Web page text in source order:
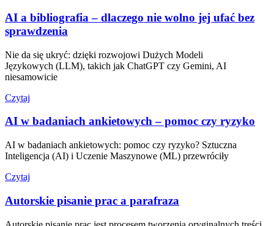
AI a bibliografia – dlaczego nie wolno jej ufać bez
sprawdzenia
Nie da się ukryć: dzięki rozwojowi Dużych Modeli
Językowych (LLM), takich jak ChatGPT czy Gemini, AI
niesamowicie
Czytaj
AI w badaniach ankietowych – pomoc czy ryzyko
AI w badaniach ankietowych: pomoc czy ryzyko? Sztuczna
Inteligencja (AI) i Uczenie Maszynowe (ML) przewróciły
Czytaj
Autorskie pisanie prac a parafraza